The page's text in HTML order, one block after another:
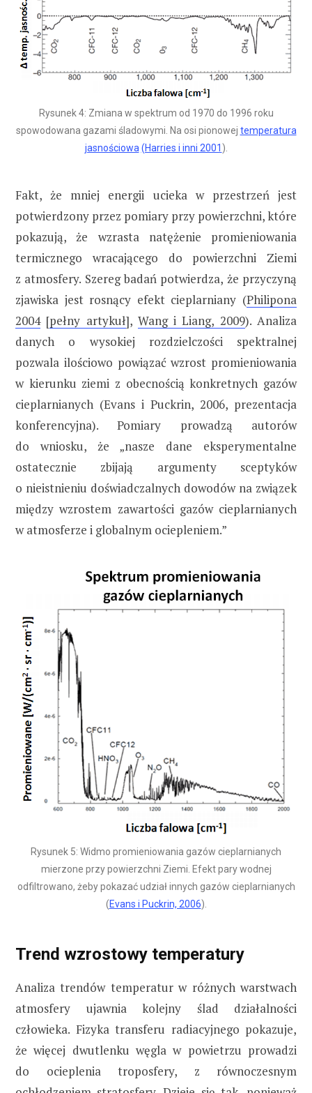
Rysunek 4: Zmiana w spektrum od 1970 do 1996 roku
spowodowana gazami śladowymi. Na osi pionowej temperatura
jasnościowa (Harries i inni 2001 ).
Fakt, że mniej energii ucieka w przestrzeń jest
potwierdzony przez pomiary przy powierzchni, które
pokazują, że wzrasta natężenie promieniowania
termicznego wracającego do powierzchni Ziemi
z atmosfery. Szereg badań potwierdza, że przyczyną
zjawiska jest rosnący efekt cieplarniany (Philipona
2004[pełny artykuł], Wang i Liang, 2009). Analiza
danych o wysokiej rozdzielczości spektralnej
pozwala ilościowo powiązać wzrost promieniowania
w kierunku ziemi z obecnością konkretnych gazów
cieplarnianych (Evans i Puckrin, 2006, prezentacja
konferencyjna). Pomiary prowadzą autorów
do wniosku, że „nasze dane eksperymentalne
ostatecznie zbijają argumenty sceptyków
o nieistnieniu doświadczalnych dowodów na związek
między wzrostem zawartości gazów cieplarnianych
w atmosferze i globalnym ociepleniem.”
Rysunek 5: Widmo promieniowania gazów cieplarnianych
mierzone przy powierzchni Ziemi. Efekt pary wodnej
odfiltrowano, żeby pokazać udział innych gazów cieplarnianych
(Evans i Puckrin, 2006).
Trend wzrostowy temperatury
Analiza trendów temperatur w różnych warstwach
atmosfery ujawnia kolejny ślad działalności
człowieka. Fizyka transferu radiacyjnego pokazuje,
że więcej dwutlenku węgla w powietrzu prowadzi
do ocieplenia troposfery, z równoczesnym